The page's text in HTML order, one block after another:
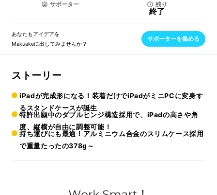
サポーター 残り
終了
あなたもアイデアを
Makuakeに出してみませんか？
サポーターを集める
ストーリー
iPadが完成形になる！装着だけでiPadがミニPCに変身す
るスタンドケースが誕生
特許出願中のダブルヒンジ構造採用で、iPadの高さや角
度、縦横が自由に調整可能！
持ち運びにも最適！アルミニウム合金のスリムケース採用
で重量たったの378g～